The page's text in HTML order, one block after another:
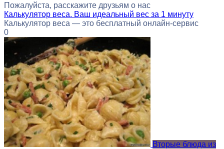
Пожалуйста, расскажите друзьям о нас
Калькулятор веса. Ваш идеальный вес за 1 минуту
Калькулятор веса — это бесплатный онлайн-сервис
0
Вторые блюда из